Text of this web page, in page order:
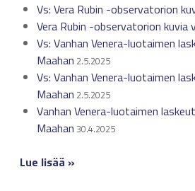
Vs: Vera Rubin -observatorion
Vera Rubin -observatorion kuvia
Vs: Vanhan Venera-luotaimen
Maahan 2.5.2025
Vs: Vanhan Venera-luotaimen
Maahan 2.5.2025
Vanhan Venera-luotaimen
Maahan 30.4.2025
Lue lisää »